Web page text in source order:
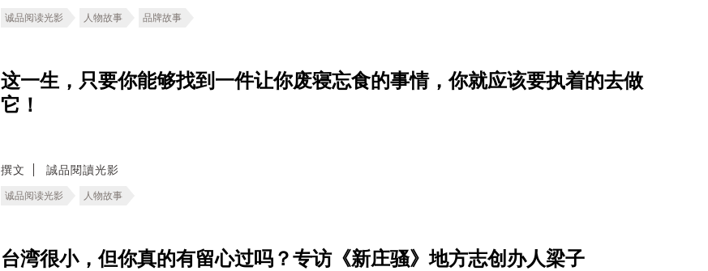
诚品阅读光影 人物故事 品牌故事
这一生，只要你能够找到一件让你废寝忘食的事情，你就应该要执着的去做
它！
撰文 誠品閱讀光影
诚品阅读光影 人物故事
台湾很小，但你真的有留心过吗？专访《新庄骚》地方志创办人梁子